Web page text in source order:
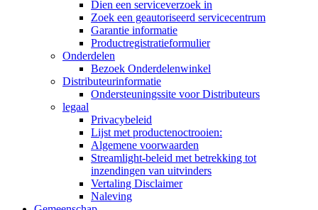
Dien een serviceverzoek in
Zoek een geautoriseerd servicecentrum
Garantie informatie
Productregistratieformulier
Onderdelen
Bezoek Onderdelenwinkel
Distributeurinformatie
Ondersteuningssite voor Distributeurs
legaal
Privacybeleid
Lijst met productenoctrooien:
Algemene voorwaarden
Streamlight-beleid met betrekking tot
inzendingen van uitvinders
Vertaling Disclaimer
Naleving